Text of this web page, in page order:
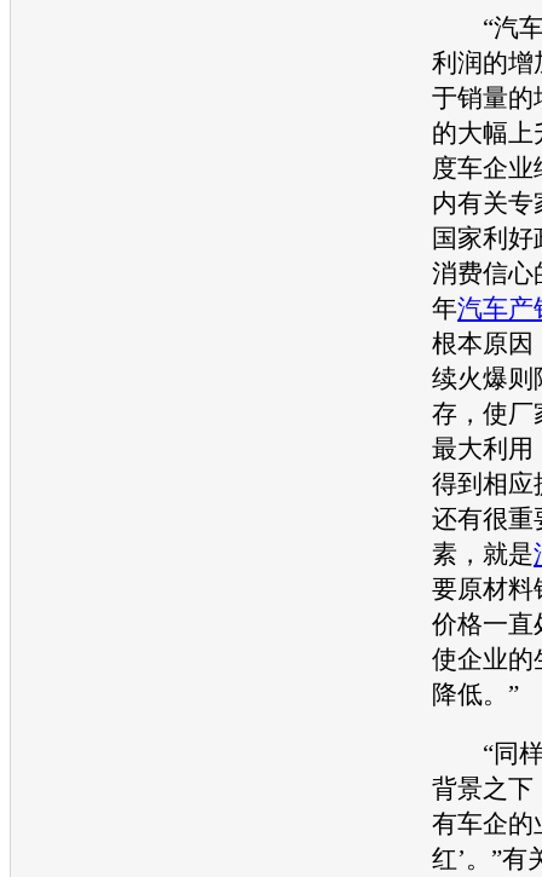
“汽
利润的增
于销量的
的大幅上
度车企
内有关专
国家利
消费信心
年汽车产
根本原因
续火爆则
存，使厂
最大利用
得到相应
还有很重
素，就是
要原材料
价格一直
使企业的
降低。”
“同样
背景之下
有车企的
红’。”有